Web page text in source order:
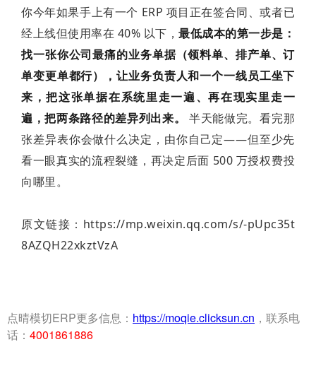
你今年如果手上有一个 ERP 项目正在签合同、或者已
经上线但使用率在 40% 以下， 最低成本的第一步是：
找一张你公司最痛的业务单据（领料单、排产单、订
单变更单都行），让业务负责人和一个一线员工坐下
来，把这张单据在系统里走一遍、再在现实里走一
遍，把两条路径的差异列出来。
半天能做完。看完那
张差异表你会做什么决定，由你自己定——但至少先
看一眼真实的流程裂缝，再决定后面 500 万授权费投
向哪里。
原文链接：https://mp.weixin.qq.com/s/-pUpc35t
8AZQH22xkztVzA
点晴模切ERP更多信息： https://moqie.clicksun.cn ，联系电
话： 4001861886